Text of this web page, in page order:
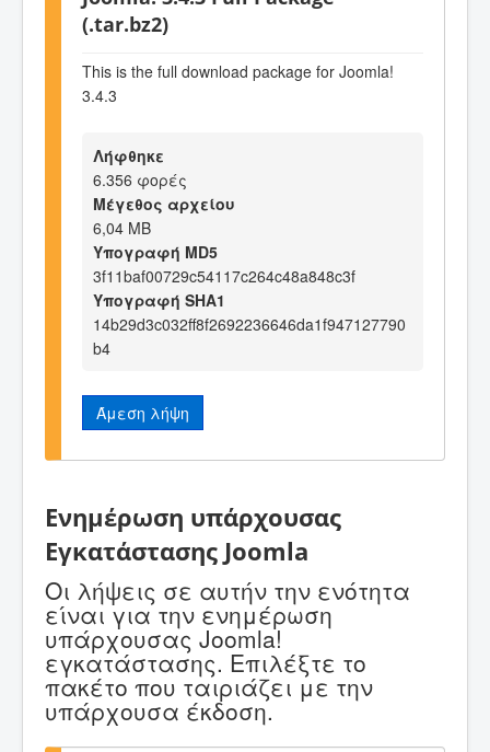
(.tar.bz2)
This is the full download package for Joomla!
3.4.3
Λήφθηκε
6.356 φορές
Μέγεθος αρχείου
6,04 MB
Υπογραφή MD5
3f11baf00729c54117c264c48a848c3f
Υπογραφή SHA1
14b29d3c032ff8f2692236646da1f947127790
b4
Άμεση λήψη
Ενημέρωση υπάρχουσας
Εγκατάστασης Joomla
Οι λήψεις σε αυτήν την ενότητα
είναι για την ενημέρωση
υπάρχουσας Joomla!
εγκατάστασης. Επιλέξτε το
πακέτο που ταιριάζει με την
υπάρχουσα έκδοση.